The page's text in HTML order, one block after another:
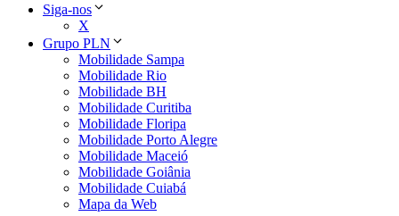
Siga-nos
X
Grupo PLN
Mobilidade Sampa
Mobilidade Rio
Mobilidade BH
Mobilidade Curitiba
Mobilidade Floripa
Mobilidade Porto Alegre
Mobilidade Maceió
Mobilidade Goiânia
Mobilidade Cuiabá
Mapa da Web